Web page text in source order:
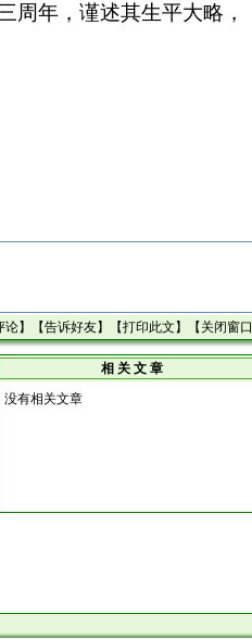
周年，谨述其生平大略，
论】【告诉好友】【打印此文 】【 关闭窗口
相 关 文 章
没有相关文章